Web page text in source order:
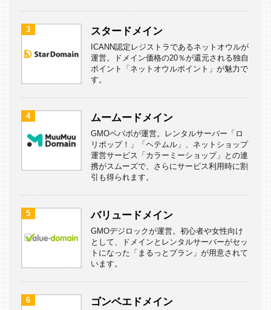
3 スタードメイン
ICANN認定レジストラであるネットオウルが
運営。ドメイン価格の20％が還元される独自
ポイント「ネットオウルポイント」が魅力で
す。
4 ムームードメイン
GMOペパボが運営。レンタルサーバー「ロ
リポップ！」「ヘテムル」、ネットショップ
運営サービス「カラーミーショップ」との連
携がスムーズで、さらにサービス利用時に割
引も得られます。
5 バリュードメイン
GMOデジロックが運営。初心者や女性向け
として、ドメインとレンタルサーバーがセッ
トになった「まるっとプラン」が用意されて
います。
6 ゴンベエドメイン